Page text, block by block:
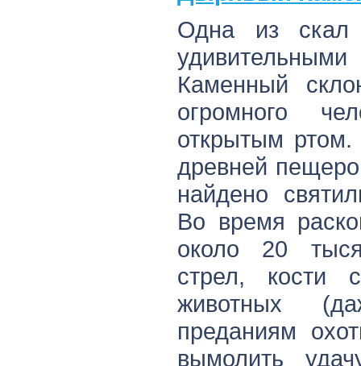
Одна из
Каменный
огромного
открытым ртом.
древней
найдено
Во время
около 20
стрел, кости
животных
преданиям
вымолить